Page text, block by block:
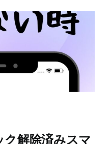
ク解除済みスマ